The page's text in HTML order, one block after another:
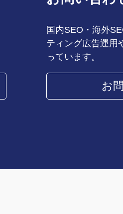
国内SEO・海外
ティング広告運用
っています。
お